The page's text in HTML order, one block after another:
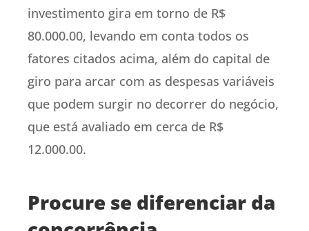
investimento gira em torno de R$
80.000.00, levando em conta todos os
fatores citados acima, além do capital de
giro para arcar com as despesas variáveis
que podem surgir no decorrer do negócio,
que está avaliado em cerca de R$
12.000.00.
Procure se diferenciar da